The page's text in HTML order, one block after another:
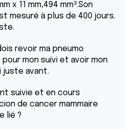
x 11 mm,494 mm³.Son
mesuré à plus de 400 jours.
revoir ma pneumo
mon suivi et avoir mon
juste avant.
suivie et en cours
de cancer mammaire
lié ?